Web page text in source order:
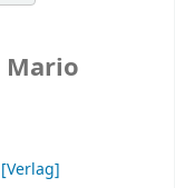
Mario
[Verlag]